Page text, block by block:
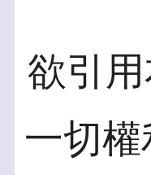
欲引
一切權